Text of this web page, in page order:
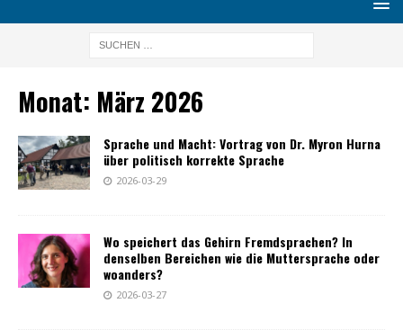
Monat: März 2026
Sprache und Macht: Vortrag von Dr. Myron Hurna
über politisch korrekte Sprache
2026-03-29
Wo speichert das Gehirn Fremdsprachen? In
denselben Bereichen wie die Muttersprache oder
woanders?
2026-03-27